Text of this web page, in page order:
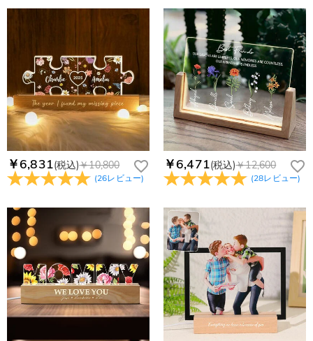
￥6,831(税込)￥10,800
(26レビュー)
￥6,471(税込)￥12,600
(28レビュー)